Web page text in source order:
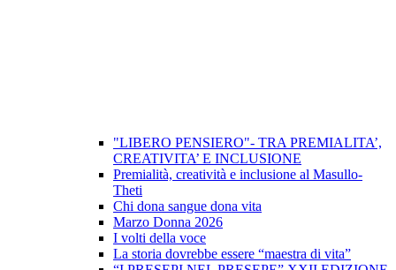
"LIBERO PENSIERO"- TRA PREMIALITA’,
CREATIVITA’ E INCLUSIONE
Premialità, creatività e inclusione al Masullo-
Theti
Chi dona sangue dona vita
Marzo Donna 2026
I volti della voce
La storia dovrebbe essere “maestra di vita”